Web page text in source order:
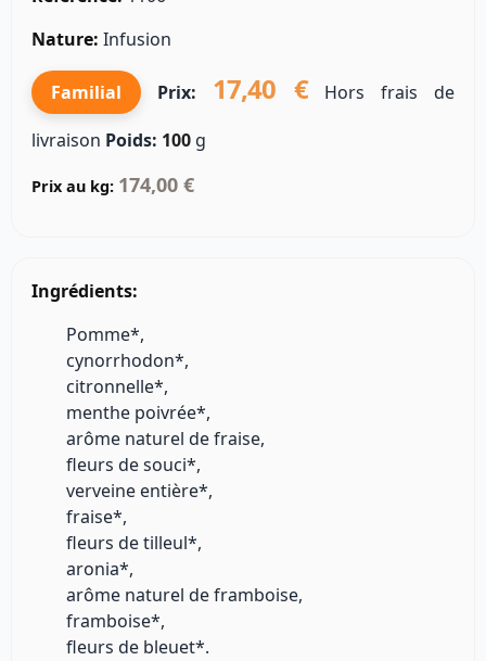
Nature: Infusion
Familial Prix: 17,40 €Hors frais de
livraison Poids: 100 g
Prix au kg: 174,00 €
Ingrédients:
Pomme*,
cynorrhodon*,
citronnelle*,
menthe poivrée*,
arôme naturel de fraise,
fleurs de souci*,
verveine entière*,
fraise*,
fleurs de tilleul*,
aronia*,
arôme naturel de framboise,
framboise*,
fleurs de bleuet*.